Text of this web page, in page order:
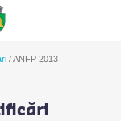
/ANFP 2013